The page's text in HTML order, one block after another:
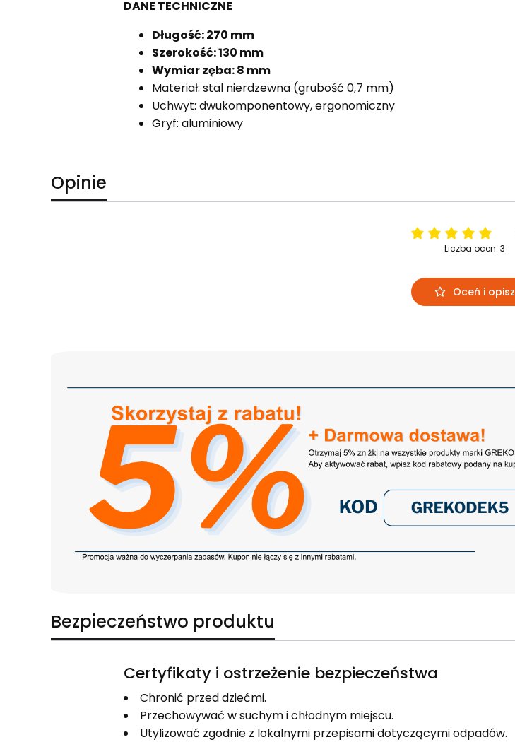
DANE TECHNICZNE
Długość: 270 mm
Szerokość: 130 mm
Wymiar zęba: 8 mm
Materiał: stal nierdzewna (grubość 0,7 mm)
Uchwyt: dwukomponentowy, ergonomiczny
Gryf: aluminiowy
Opinie
Liczba ocen: 3
Oceń i opisz
Bezpieczeństwo produktu
Certyfikaty i ostrzeżenie bezpieczeństwa
Chronić przed dziećmi.
Przechowywać w suchym i chłodnym miejscu.
Utylizować zgodnie z lokalnymi przepisami dotyczącymi odpadów.